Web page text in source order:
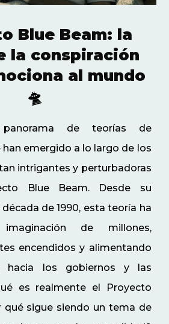
Blue Beam: la
la conspiración
al mundo
🛸
de teorías de
emergido a lo largo de los
intrigantes y perturbadoras
Blue Beam. Desde su
de 1990, esta teoría ha
de millones,
encendidos y alimentando
hacia los gobiernos y las
es realmente el Proyecto
qué sigue siendo un tema de